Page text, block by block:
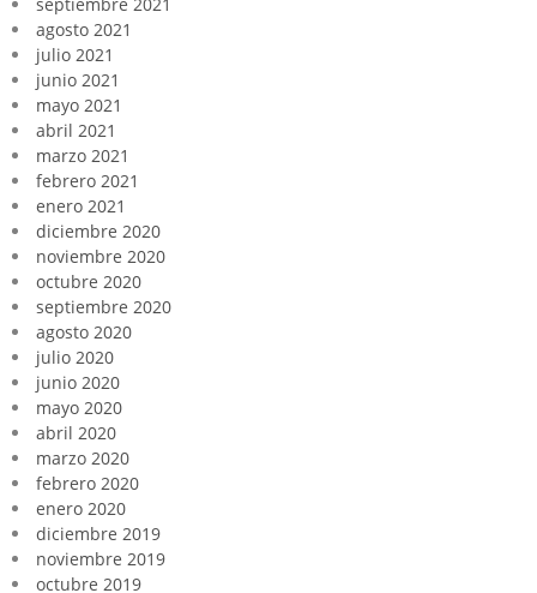
septiembre 2021
agosto 2021
julio 2021
junio 2021
mayo 2021
abril 2021
marzo 2021
febrero 2021
enero 2021
diciembre 2020
noviembre 2020
octubre 2020
septiembre 2020
agosto 2020
julio 2020
junio 2020
mayo 2020
abril 2020
marzo 2020
febrero 2020
enero 2020
diciembre 2019
noviembre 2019
octubre 2019